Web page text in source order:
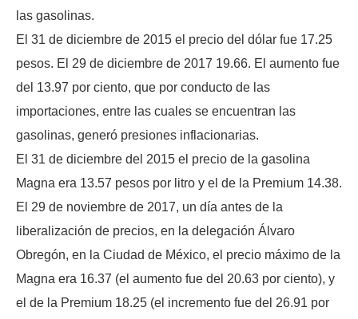
las gasolinas.
El 31 de diciembre de 2015 el precio del dólar fue 17.25
pesos. El 29 de diciembre de 2017 19.66. El aumento fue
del 13.97 por ciento, que por conducto de las
importaciones, entre las cuales se encuentran las
gasolinas, generó presiones inflacionarias.
El 31 de diciembre del 2015 el precio de la gasolina
Magna era 13.57 pesos por litro y el de la Premium 14.38.
El 29 de noviembre de 2017, un día antes de la
liberalización de precios, en la delegación Álvaro
Obregón, en la Ciudad de México, el precio máximo de la
Magna era 16.37 (el aumento fue del 20.63 por ciento), y
el de la Premium 18.25 (el incremento fue del 26.91 por